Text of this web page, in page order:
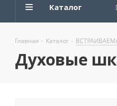
Каталог
Главная - Каталог -
Духовые